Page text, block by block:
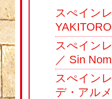
スぺイン
スぺイン
／ Sin
スぺイン
デ・アル